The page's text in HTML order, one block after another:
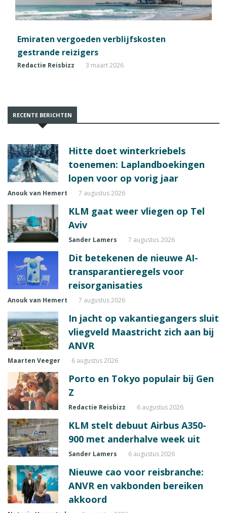
Emiraten vergoeden verblijfskosten
gestrande reizigers
Redactie Reisbizz 3 maart 2026
RECENTE BERICHTEN
Hitte doet winterkriebels
toenemen: Laplandboekingen
lopen voor op vorig jaar
Anouk van Hemert 7 augustus 2026
KLM gaat weer vliegen op Tel
Aviv
Sander Lamers 7 augustus 2026
Dit betekenen de nieuwe AI-
transparantieregels voor
reisorganisaties
Anouk van Hemert 7 augustus 2026
In jacht op vakantiegangers sluit
vliegveld Maastricht zich aan bij
ANVR
Maarten Veeger 6 augustus 2026
Porto en Tokyo populair bij Gen
Z
Redactie Reisbizz 6 augustus 2026
KLM stelt debuut Airbus A350-
900 met anderhalve week uit
Sander Lamers 6 augustus 2026
Nieuwe cao voor reisbranche:
ANVR en vakbonden bereiken
akkoord